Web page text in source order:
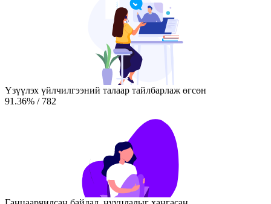
Үзүүлэх үйлчилгээний талаар тайлбарлаж өгсөн
91.36% / 782